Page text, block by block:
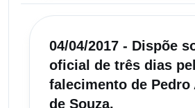
04/04/2017 - Dispõe
oficial de três dias
falecimento de Pedro
de Souza.